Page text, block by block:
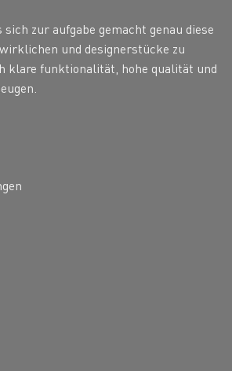
sich zur aufgabe gemacht genau diese
und designerstücke zu
klare funktionalität, hohe qualität und